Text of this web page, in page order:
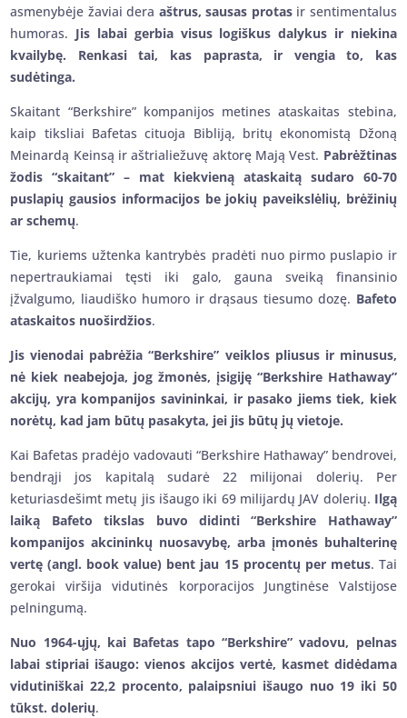
asmenybėje žaviai dera aštrus, sausas protasir sentimentalus
humoras. Jis labai gerbia visus logiškus dalykus ir niekina
kvailybę. Renkasi tai, kas paprasta, ir vengia to, kas
sudėtinga.
Skaitant “Berkshire” kompanijos metines ataskaitas stebina,
kaip tiksliai Bafetas cituoja Bibliją, britų ekonomistą Džoną
Meinardą Keinsą ir aštrialiežuvę aktorę Mają Vest. Pabrėžtinas
žodis “skaitant” – mat kiekvieną ataskaitą sudaro 60-70
puslapių gausios informacijos be jokių paveikslėlių, brėžinių
ar schemų.
Tie, kuriems užtenka kantrybės pradėti nuo pirmo puslapio ir
nepertraukiamai tęsti iki galo, gauna sveiką finansinio
įžvalgumo, liaudiško humoro ir drąsaus tiesumo dozę. Bafeto
ataskaitos nuoširdžios.
Jis vienodai pabrėžia “Berkshire” veiklos pliusus ir minusus,
nė kiek neabejoja, jog žmonės, įsigiję “Berkshire Hathaway”
akcijų, yra kompanijos savininkai, ir pasako jiems tiek, kiek
norėtų, kad jam būtų pasakyta, jei jis būtų jų vietoje.
Kai Bafetas pradėjo vadovauti “Berkshire Hathaway” bendrovei,
bendrąji jos kapitalą sudarė 22 milijonai dolerių. Per
keturiasdešimt metų jis išaugo iki 69 milijardų JAV dolerių. Ilgą
laiką Bafeto tikslas buvo didinti “Berkshire Hathaway”
kompanijos akcininkų nuosavybę, arba įmonės buhalterinę
vertę (angl. book value) bent jau 15 procentų per metus. Tai
gerokai viršija vidutinės korporacijos Jungtinėse Valstijose
pelningumą.
Nuo 1964-ųjų, kai Bafetas tapo “Berkshire” vadovu, pelnas
labai stipriai išaugo: vienos akcijos vertė, kasmet didėdama
vidutiniškai 22,2 procento, palaipsniui išaugo nuo 19 iki 50
tūkst. dolerių.